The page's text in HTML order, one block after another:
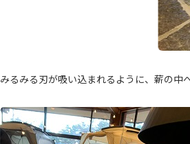
みるみる刃が吸い込まれるように、薪の